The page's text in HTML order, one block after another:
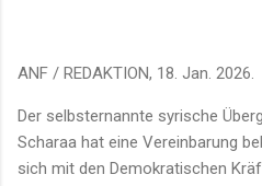
ANF / REDAKTION, 18. Jan. 2026.
Der selbsternannte syrische
Scharaa hat eine Vereinbarung
sich mit den Demokratischen